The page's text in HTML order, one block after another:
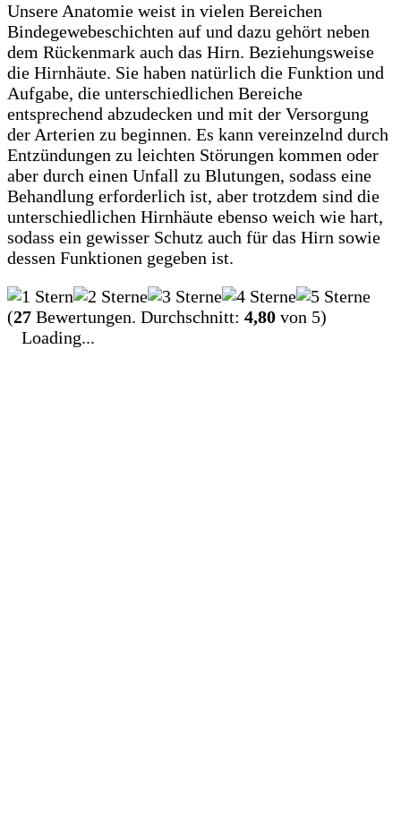
Unsere Anatomie weist in vielen Bereichen
Bindegewebeschichten auf und dazu gehört neben
dem Rückenmark auch das Hirn. Beziehungsweise
die Hirnhäute. Sie haben natürlich die Funktion und
Aufgabe, die unterschiedlichen Bereiche
entsprechend abzudecken und mit der Versorgung
der Arterien zu beginnen. Es kann vereinzelnd durch
Entzündungen zu leichten Störungen kommen oder
aber durch einen Unfall zu Blutungen, sodass eine
Behandlung erforderlich ist, aber trotzdem sind die
unterschiedlichen Hirnhäute ebenso weich wie hart,
sodass ein gewisser Schutz auch für das Hirn sowie
dessen Funktionen gegeben ist.
(27 Bewertungen. Durchschnitt: 4,80 von 5)
Loading...